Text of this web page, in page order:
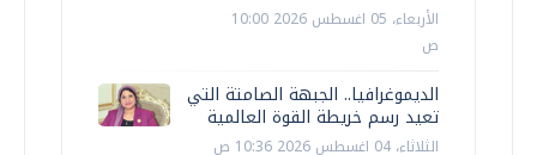
الأربعاء، 05 اغسطس 2026 10:00
ص
الديموغرافيا.. الجبهة الصامتة التي
تعيد رسم خريطة القوة العالمية
الثلاثاء، 04 اغسطس 2026 10:36 ص